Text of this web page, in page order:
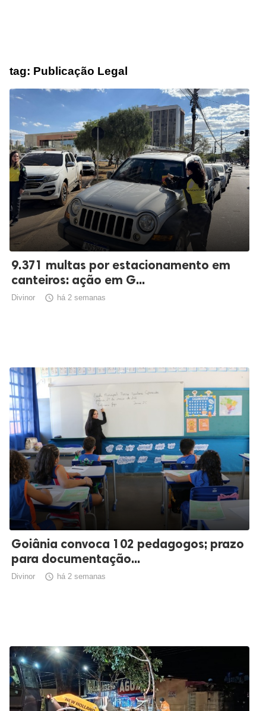
tag: Publicação Legal
9.371 multas por estacionamento em
canteiros: ação em G...
Divinor  há 2 semanas
Goiânia convoca 102 pedagogos; prazo
para documentação...
Divinor  há 2 semanas